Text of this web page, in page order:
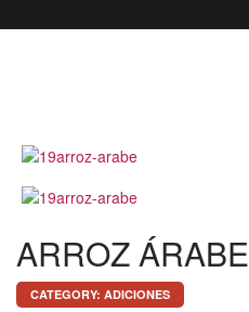
ARROZ ÁRABE
CATEGORY: ADICIONES